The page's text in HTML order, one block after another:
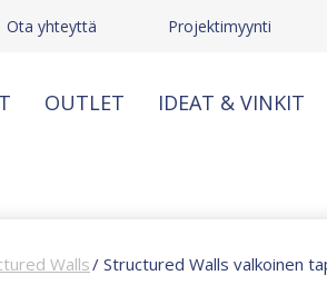
Ota yhteyttä Projektimyynti
OUTLET IDEAT & VINKIT
Walls/ Structured Walls valkoinen